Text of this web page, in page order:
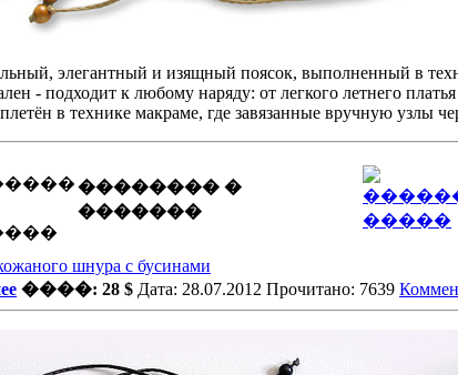
элегантный и изящный поясок, выполненный в
- подходит к любому наряду: от легкого летнего
в технике макраме, где завязанные вручную узлы
�������� �
�������
шнура с бусинами
����: 28 $ Дата: 28.07.2012 Прочитано: 7639